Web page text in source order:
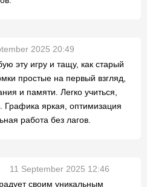
2025 20:49
эту игру и тащу, как старый
простые на первый взгляд,
и памяти. Легко учиться,
Графика яркая, оптимизация
работа без лагов.
11 September 2025 12:46
своим уникальным